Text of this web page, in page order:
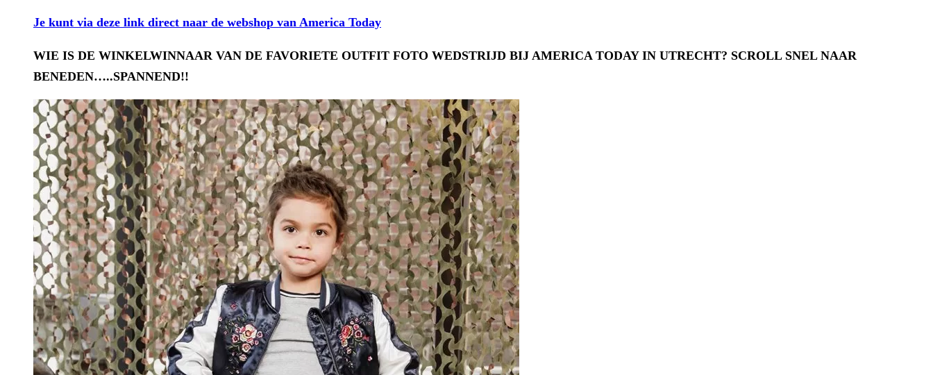
Je kunt via deze link direct naar de webshop van America Today
WIE IS DE WINKELWINNAAR VAN DE FAVORIETE OUTFIT FOTO WEDSTRIJD BIJ AMERICA TODAY IN UTRECHT? SCROLL SNEL NAAR
BENEDEN…..SPANNEND!!